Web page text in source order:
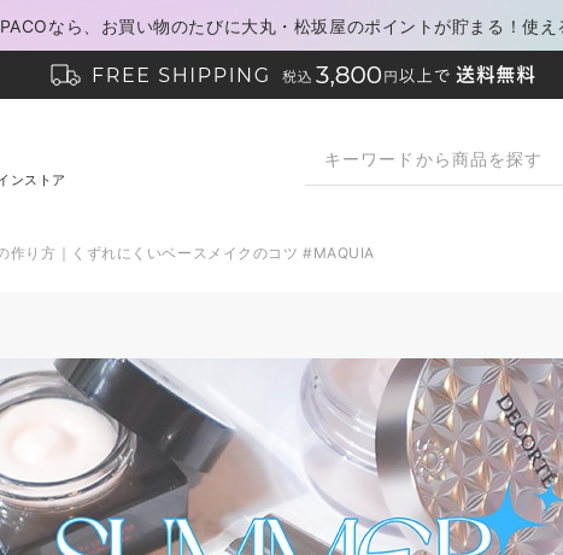
なら、お買い物のたびに大丸・松坂屋のポイントが貯まる！使え
ンストア
作り方｜くずれにくいベースメイクのコツ #MAQUIA